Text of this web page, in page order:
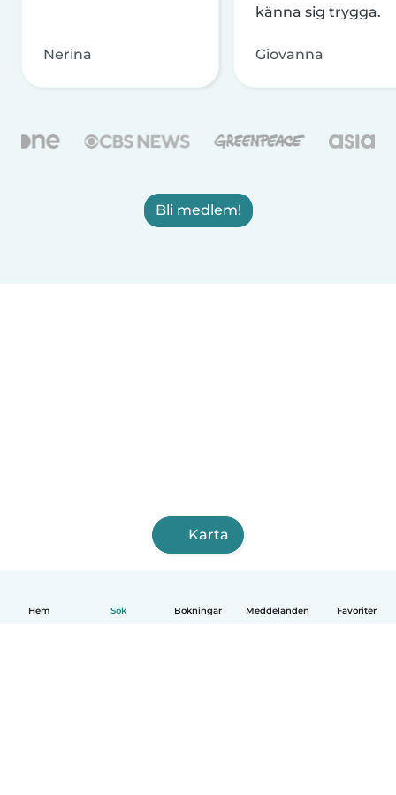
Hem Sök Bokningar Meddelanden Favoriter
Nerina
känna sig trygga.
Giovanna
Bli medlem!
Karta